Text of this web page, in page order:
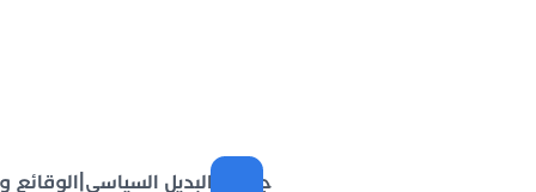
جريدة البديل السياسي الوقائع